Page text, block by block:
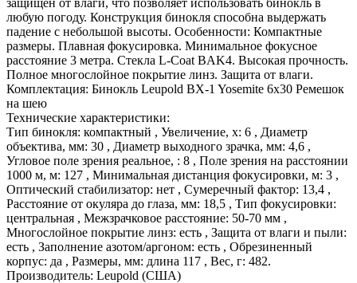
любую погоду. Конструкция бинокля способна выдержать
падение с небольшой высоты. Особенности: Компактные
размеры. Плавная фокусировка. Минимальное фокусное
расстояние 3 метра. Стекла L-Coat BAK4. Высокая прочность.
Полное многослойное покрытие линз. Защита от влаги.
Комплектация: Бинокль Leupold BX-1 Yosemite 6x30 Ремешок
на шею
Технические характеристики:
Тип бинокля: компактный , Увеличение, x: 6 , Диаметр
объектива, мм: 30 , Диаметр выходного зрачка, мм: 4,6 ,
Угловое поле зрения реальное, : 8 , Поле зрения на расстоянии
1000 м, м: 127 , Минимальная дистанция фокусировки, м: 3 ,
Оптический стабилизатор: нет , Сумеречный фактор: 13,4 ,
Расстояние от окуляра до глаза, мм: 18,5 , Тип фокусировки:
центральная , Межзрачковое расстояние: 50-70 мм ,
Многослойное покрытие линз: есть , Защита от влаги и пыли:
есть , Заполнение азотом/аргоном: есть , Обрезиненный
корпус: да , Размеры, мм: длина 117 , Вес, г: 482.
Производитель: Leupold (США)